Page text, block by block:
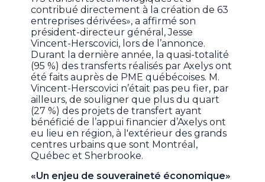
contribué directement à la création de 63
entreprises dérivées», a affirmé son
président-directeur général, Jesse
Vincent-Herscovici, lors de l’annonce.
Durant la dernière année, la quasi-totalité
(95 %) des transferts réalisés par Axelys ont
été faits auprès de PME québécoises. M.
Vincent-Herscovici n’était pas peu fier, par
ailleurs, de souligner que plus du quart
(27 %) des projets de transfert ayant
bénéficié de l’appui financier d’Axelys ont
eu lieu en région, à l'extérieur des grands
centres urbains que sont Montréal,
Québec et Sherbrooke.
«Un enjeu de souveraineté économique»